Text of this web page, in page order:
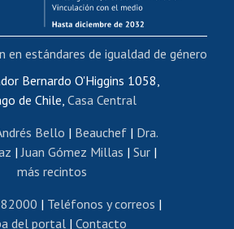
internos de capacitación
Bienestar del personal
de movilidad interna
Certificado de renta
de renta honorarios
Editar páginas blancas
Extranjeras/os
y reconocimiento de títulos
Programa de Movilidad Estudiantil
Bernardo O'Higgins 1058,
de Chile, Casa Central
Bello | Beauchef| Dra.
| Juan Gómez Millas | Sur |
más recintos
| Teléfonos y correos |
del portal| Contacto
en estándares de igualdad de género